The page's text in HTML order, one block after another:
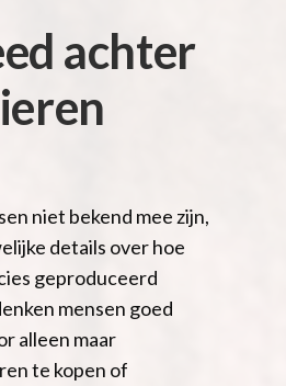
achter
niet bekend mee zijn,
details over hoe
geproduceerd
mensen goed
alleen maar
te kopen of